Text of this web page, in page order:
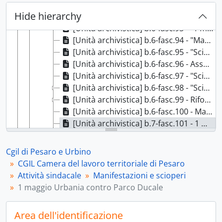
Hide hierarchy
[Unità archivistica] b.6-fasc.91 - Sciopero generale sulla legge finanziaria, 1985
[Unità archivistica] b.6-fasc.92 - Manifestazione 20 nov. 1985 a Pesaro, 1985
[Unità archivistica] b.6-fasc.93 - "1 maggio 1987", 1986 - 1987
[Unità archivistica] b.6-fasc.94 - "Manifestazione pensionati Roma 17-11-1987", 1987
[Unità archivistica] b.6-fasc.95 - "Sciopero 20/11/1987 artigianato", 1987
[Unità archivistica] b.6-fasc.96 - Assemblea nazionale di lavoratori comunisti, 1987
[Unità archivistica] b.6-fasc.97 - "Sciopero generale 25/11/1987", 1987
[Unità archivistica] b.6-fasc.98 - "Sciopero artigianato 8/3/88", 1988
[Unità archivistica] b.6-fasc.99 - Riforma fiscale, 1988
[Unità archivistica] b.6-fasc.100 - Manifestazione Roma Legge 194, 1989
[Unità archivistica] b.7-fasc.101 - 1 maggio Urbania contro Parco Ducale, 1989 - 1990
[Unità archivistica] b.7-fasc.102 - Scioperi unitari vari, 1989 - 1993 Con lac. 1990
[Unità archivistica] b.7-fasc.103 - Tutela degli immigrati ed extracomunitari, 1990
[Unità archivistica] b.7-fasc.104 - Lavoratori piccole imprese, 1990
[Unità archivistica] b.7-fasc.105 - Riforma Cassa integrazione e guadagni, 1990
[Unità archivistica] b.7-fasc.106 - Sciopero Amga e Enel, 29 settembre 1992
[Unità archivistica] b.7-fasc.109 - Sciopero generale in Ancona 16 dicembre, 1992
Cgil di Pesaro e Urbino
CGIL Camera del lavoro territoriale di Pesaro
Attività sindacale
Manifestazioni e scioperi
1 maggio Urbania contro Parco Ducale
Area dell'identificazione